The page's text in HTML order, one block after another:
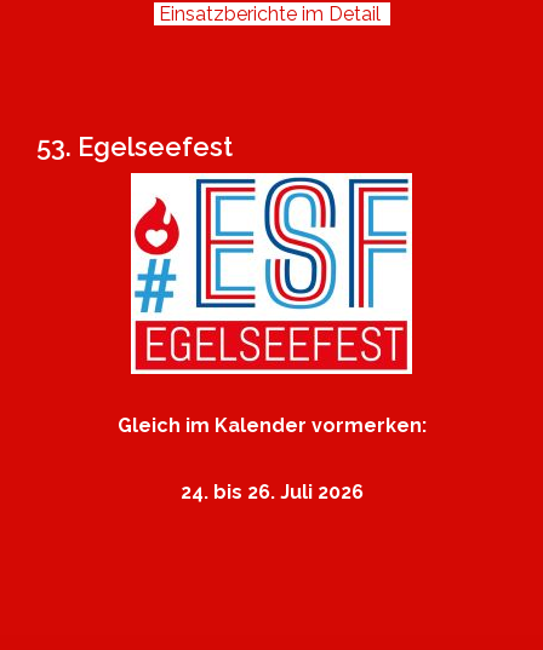
Einsatzberichte im Detail
53. Egelseefest
Gleich im Kalender vormerken:
24. bis 26. Juli 2026